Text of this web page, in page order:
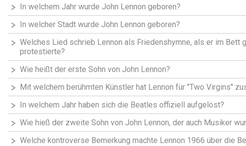
In welchem Jahr wurde John Lennon geboren?
In welcher Stadt wurde John Lennon geboren?
Welches Lied schrieb Lennon als Friedenshymne, als er im Bett
protestierte?
Wie heißt der erste Sohn von John Lennon?
Mit welchem berühmten Künstler hat Lennon für "Two Virgins"
In welchem Jahr haben sich die Beatles offiziell aufgelöst?
Wie hieß der zweite Sohn von John Lennon, der auch Musiker
Welche kontroverse Bemerkung machte Lennon 1966 über die